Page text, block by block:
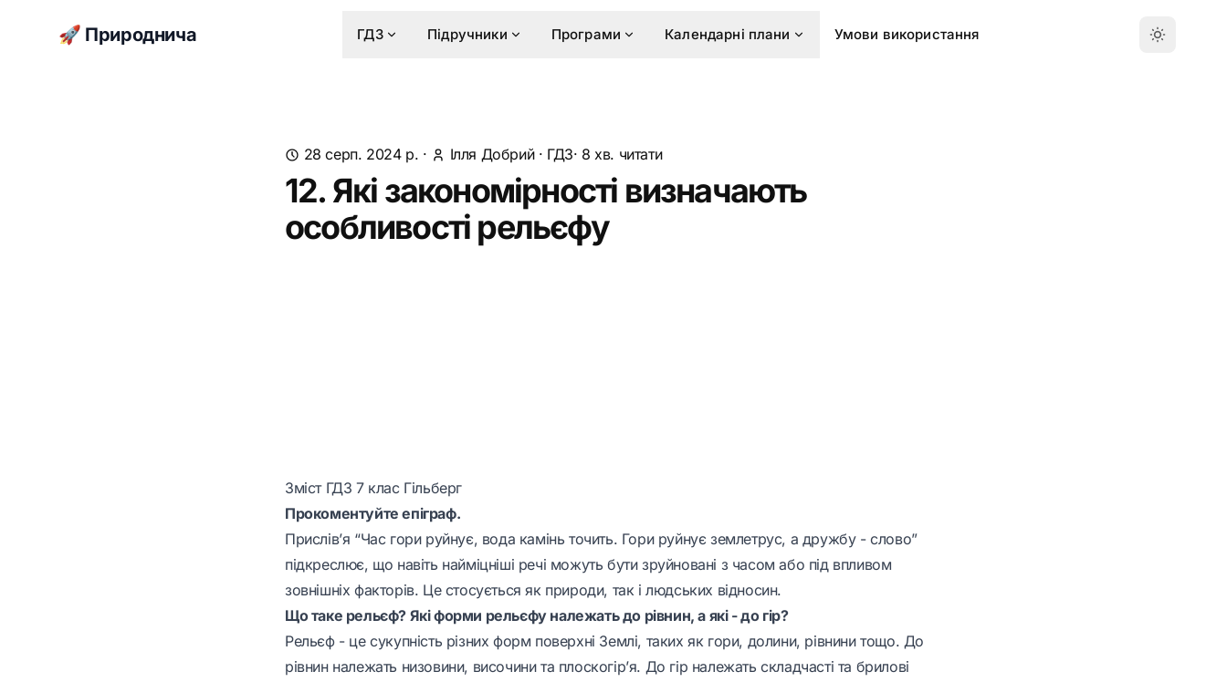
🚀 Природнича ГДЗ Підручники Програми Календарні плани Умови використання
28 серп. 2024 р. · Ілля Добрий· ГДЗ· 8 хв. читати
12. Які закономірності визначають
особливості рельєфу
Зміст ГДЗ 7 клас Гільберг
Прокоментуйте епіграф.
Прислів’я “Час гори руйнує, вода камінь точить. Гори руйнує землетрус, а дружбу - слово”
підкреслює, що навіть найміцніші речі можуть бути зруйновані з часом або під впливом
зовнішніх факторів. Це стосується як природи, так і людських відносин.
Що таке рельєф? Які форми рельєфу належать до рівнин, а які - до гір?
Рельєф - це сукупність різних форм поверхні Землі, таких як гори, долини, рівнини тощо. До
рівнин належать низовини, височини та плоскогір’я. До гір належать складчасті та брилові